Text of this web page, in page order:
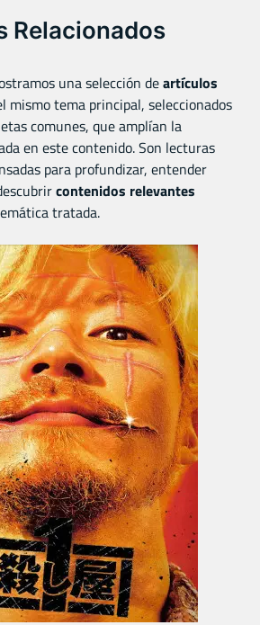
Relacionados
una selección deartículos
mismo tema principal, seleccionados
comunes, que amplían la
en este contenido. Son lecturas
para profundizar, entender
contenidos relevantes
tratada.